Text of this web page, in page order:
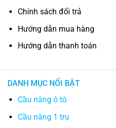
Chính sách đổi trả
Hướng dẫn mua hàng
Hướng dẫn thanh toán
DANH MỤC NỔI BẬT
Cầu nâng ô tô
Cầu nâng 1 trụ